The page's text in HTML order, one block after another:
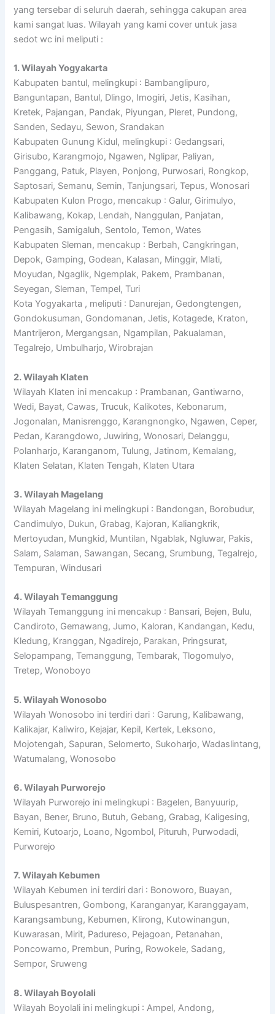
yang tersebar di seluruh daerah, sehingga cakupan area
kami sangat luas. Wilayah yang kami cover untuk jasa
sedot wc ini meliputi :
1. Wilayah Yogyakarta
Kabupaten bantul, melingkupi : Bambanglipuro,
Banguntapan, Bantul, Dlingo, Imogiri, Jetis, Kasihan,
Kretek, Pajangan, Pandak, Piyungan, Pleret, Pundong,
Sanden, Sedayu, Sewon, Srandakan
Kabupaten Gunung Kidul, melingkupi : Gedangsari,
Girisubo, Karangmojo, Ngawen, Nglipar, Paliyan,
Panggang, Patuk, Playen, Ponjong, Purwosari, Rongkop,
Saptosari, Semanu, Semin, Tanjungsari, Tepus, Wonosari
Kabupaten Kulon Progo, mencakup : Galur, Girimulyo,
Kalibawang, Kokap, Lendah, Nanggulan, Panjatan,
Pengasih, Samigaluh, Sentolo, Temon, Wates
Kabupaten Sleman, mencakup : Berbah, Cangkringan,
Depok, Gamping, Godean, Kalasan, Minggir, Mlati,
Moyudan, Ngaglik, Ngemplak, Pakem, Prambanan,
Seyegan, Sleman, Tempel, Turi
Kota Yogyakarta , meliputi : Danurejan, Gedongtengen,
Gondokusuman, Gondomanan, Jetis, Kotagede, Kraton,
Mantrijeron, Mergangsan, Ngampilan, Pakualaman,
Tegalrejo, Umbulharjo, Wirobrajan
2. Wilayah Klaten
Wilayah Klaten ini mencakup : Prambanan, Gantiwarno,
Wedi, Bayat, Cawas, Trucuk, Kalikotes, Kebonarum,
Jogonalan, Manisrenggo, Karangnongko, Ngawen, Ceper,
Pedan, Karangdowo, Juwiring, Wonosari, Delanggu,
Polanharjo, Karanganom, Tulung, Jatinom, Kemalang,
Klaten Selatan, Klaten Tengah, Klaten Utara
3. Wilayah Magelang
Wilayah Magelang ini melingkupi : Bandongan, Borobudur,
Candimulyo, Dukun, Grabag, Kajoran, Kaliangkrik,
Mertoyudan, Mungkid, Muntilan, Ngablak, Ngluwar, Pakis,
Salam, Salaman, Sawangan, Secang, Srumbung, Tegalrejo,
Tempuran, Windusari
4. Wilayah Temanggung
Wilayah Temanggung ini mencakup : Bansari, Bejen, Bulu,
Candiroto, Gemawang, Jumo, Kaloran, Kandangan, Kedu,
Kledung, Kranggan, Ngadirejo, Parakan, Pringsurat,
Selopampang, Temanggung, Tembarak, Tlogomulyo,
Tretep, Wonoboyo
5. Wilayah Wonosobo
Wilayah Wonosobo ini terdiri dari : Garung, Kalibawang,
Kalikajar, Kaliwiro, Kejajar, Kepil, Kertek, Leksono,
Mojotengah, Sapuran, Selomerto, Sukoharjo, Wadaslintang,
Watumalang, Wonosobo
6. Wilayah Purworejo
Wilayah Purworejo ini melingkupi : Bagelen, Banyuurip,
Bayan, Bener, Bruno, Butuh, Gebang, Grabag, Kaligesing,
Kemiri, Kutoarjo, Loano, Ngombol, Pituruh, Purwodadi,
Purworejo
7. Wilayah Kebumen
Wilayah Kebumen ini terdiri dari : Bonoworo, Buayan,
Buluspesantren, Gombong, Karanganyar, Karanggayam,
Karangsambung, Kebumen, Klirong, Kutowinangun,
Kuwarasan, Mirit, Padureso, Pejagoan, Petanahan,
Poncowarno, Prembun, Puring, Rowokele, Sadang,
Sempor, Sruweng
8. Wilayah Boyolali
Wilayah Boyolali ini melingkupi : Ampel, Andong,